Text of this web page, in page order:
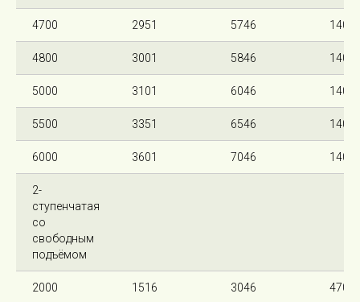
4700 2951 5746 140
4800 3001 5846 140
5000 3101 6046 140
5500 3351 6546 140
6000 3601 7046 140
2-
ступенчатая
со
свободным
подъёмом
2000 1516 3046 470